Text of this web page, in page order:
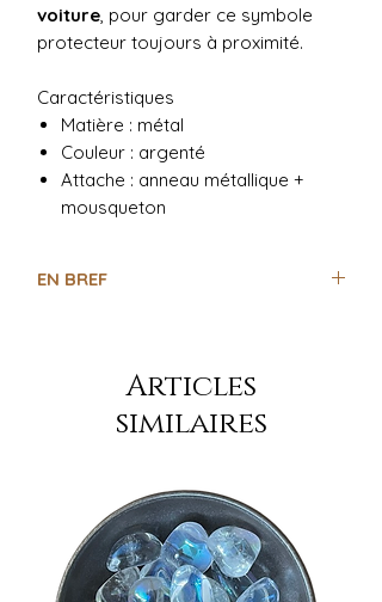
voiture, pour garder ce symbole
protecteur toujours à proximité.
Caractéristiques
Matière : métal
Couleur : argenté
Attache : anneau métallique +
mousqueton
EN BREF
permis de conduire
Articles
similaires